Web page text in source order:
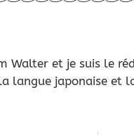
Walter et je suis le
langue japonaise et